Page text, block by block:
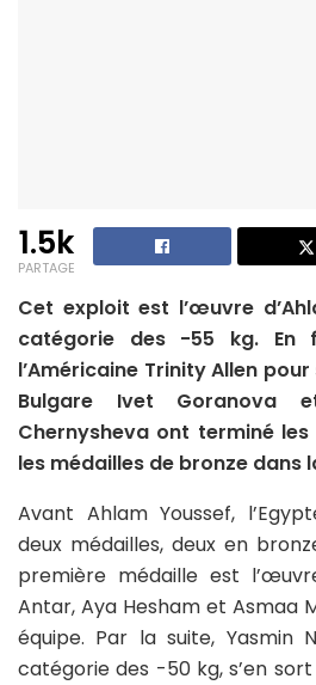
1.5k
PARTAGE
Cet exploit est l’œuvre
catégorie des -55 kg. En
l’Américaine Trinity Allen pour
Bulgare Ivet Goranova
Chernysheva ont terminé
les médailles de bronze dans
Avant Ahlam Youssef,
deux médailles, deux en
première médaille est
Antar, Aya Hesham et Asmaa
équipe. Par la suite, Yasmin
catégorie des -50 kg, s’en